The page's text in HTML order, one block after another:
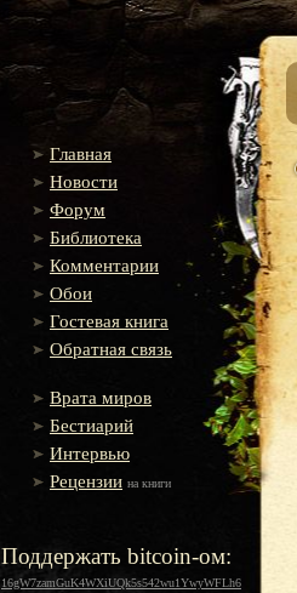
Главная
Новости
Форум
Библиотека
Комментарии
Обои
Гостевая книга
Обратная связь
Врата миров
Бестиарий
Интервью
Рецензии на книги
Поддержать bitcoin-ом:
16gW7zamGuK4WXiUQk5s542wu1YwyWFLh6